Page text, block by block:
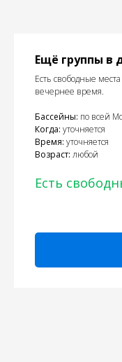
Ещё группы в
Есть свободные
вечернее время.
Бассейны: по всей
Когда: уточняется
Время: уточняется
Возраст: любой
Есть